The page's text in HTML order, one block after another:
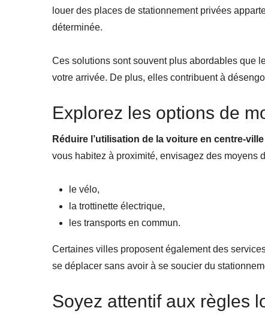
louer des places de stationnement privées
déterminée.
Ces solutions sont souvent plus abordables que
votre arrivée. De plus, elles contribuent à
Explorez les options de
Réduire l’utilisation de la voiture en centre-
vous habitez à proximité, envisagez des moyens
le vélo,
la trottinette électrique,
les transports en commun.
Certaines villes proposent également des
se déplacer sans avoir à se soucier du
Soyez attentif aux règles